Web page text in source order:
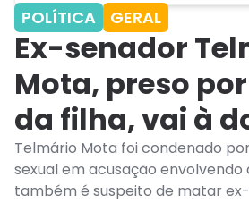
POLÍTICA GERAL
Ex-senador
Mota, preso
da filha, vai à
Telmário Mota foi condenado
sexual em acusação envolvendo
também é suspeito de matar